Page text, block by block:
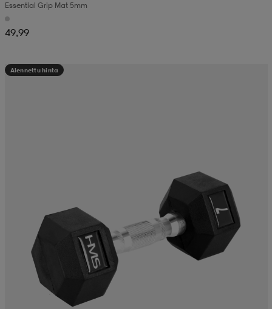
Essential Grip Mat 5mm
49,99
Alennettu hinta